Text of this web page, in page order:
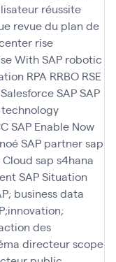
réussite
revue du plan de
rise
With SAP robotic
RPA RRBO RSE
SalesforceSAPSAP
technology
SAP Enable Now
SAP partnersap
Cloud sap s4hana
SAP Situation
business data
des
directeurscope